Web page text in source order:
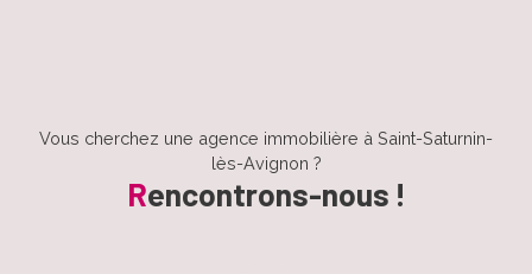
Vous cherchez une agence immobilière à Saint-Saturnin-
lès-Avignon ?
Rencontrons-nous !